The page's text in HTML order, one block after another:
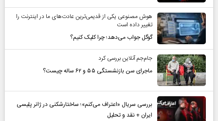
هوش مصنوعی یکی از قدیمی‌ترین عادت‌های ما در اینترنت را
تغییر داده است
گوگل جواب می‌دهد؛ چرا کلیک کنیم؟
جام‌جم آنلاین بررسی کرد
ماجرای سن بازنشستگی ۵۵ و ۶۲ ساله چیست؟
بررسی سریال «اعتراف می‌کنم»؛ ساختارشکنی در ژانر پلیسی
ایران + نقد و تحلیل